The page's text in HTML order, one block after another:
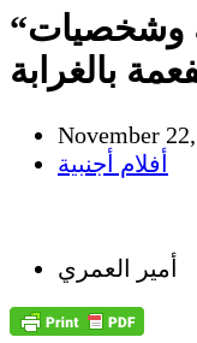
“الدجال” أفكار مدهشة وشخصيات
بالغرابة
November
أفلام أجنبية
أمير العمري